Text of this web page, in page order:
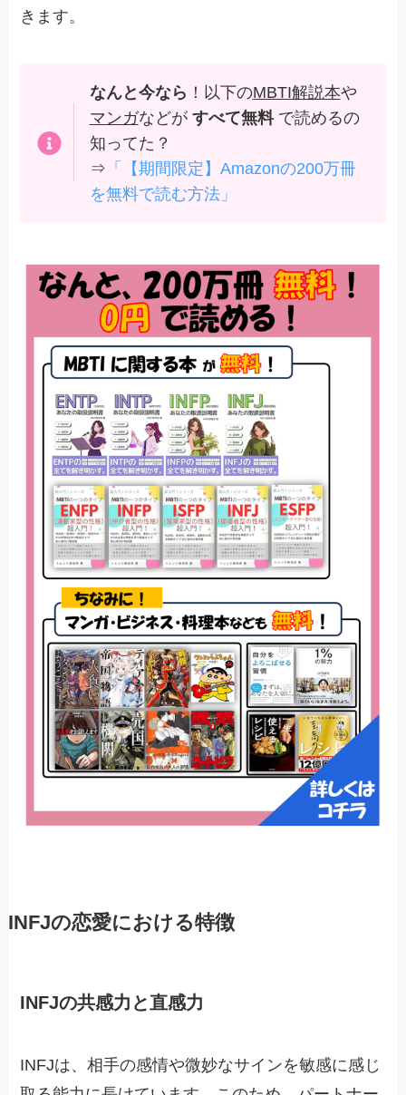
きます。
なんと今なら ！以下のMBTI解説本や
マンガなどが すべて無料で読めるの
知ってた？
⇒ 「【期間限定】Amazonの200万冊
を無料で読む方法」
INFJの恋愛における特徴
INFJの共感力と直感力
INFJは、相手の感情や微妙なサインを敏感に感じ